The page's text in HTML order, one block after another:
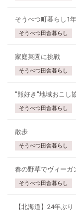
そうべつ町暮らし1年
そうべつ田舎暮らし
家庭菜園に挑戦
そうべつ田舎暮らし
"熊好き"地域おこし
そうべつ田舎暮らし
散歩
そうべつ田舎暮らし
春の野草でヴィーガ
そうべつ田舎暮らし
【北海道】24年ぶ